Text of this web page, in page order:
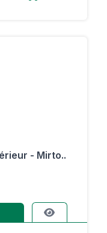
- Mirto..